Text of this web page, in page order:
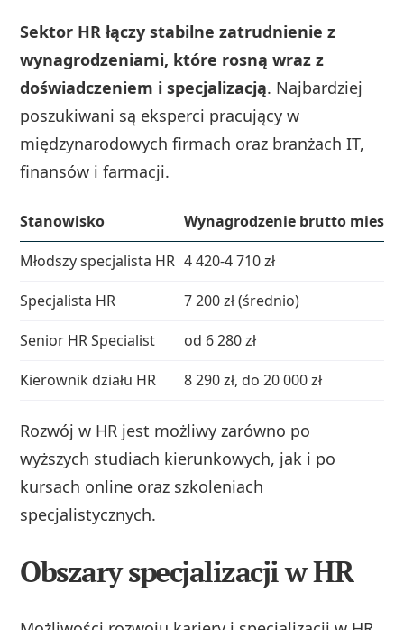
Sektor HR łączy stabilne zatrudnienie z
wynagrodzeniami, które rosną wraz z
doświadczeniem i specjalizacją. Najbardziej
poszukiwani są eksperci pracujący w
międzynarodowych firmach oraz branżach IT,
finansów i farmacji.
Stanowisko
Wynagrodzenie brutto
Młodszy specjalista HR 4 420-4 710 zł
Specjalista HR
7 200 zł (średnio)
Senior HR Specialist
od 6 280 zł
Kierownik działu HR
8 290 zł, do 20 000 zł
Rozwój w HR jest możliwy zarówno po
wyższych studiach kierunkowych, jak i po
kursach online oraz szkoleniach
specjalistycznych.
Obszary specjalizacji w HR